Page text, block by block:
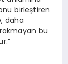
birleştiren
daha
bu